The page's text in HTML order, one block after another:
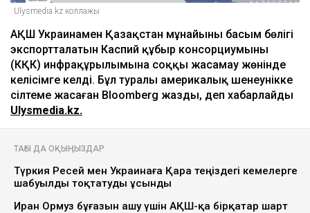
Ulysmedia.kz коллажы
АҚШ Украинамен Қазақстан мұнайының басым бөлігі
экспортталатын Каспий құбыр консорциумының
(КҚК) инфрақұрылымына соққы жасамау жөнінде
келісімге келді. Бұл туралы америкалық шенеунікке
сілтеме жасаған Bloomberg жазды, деп хабарлайды
Ulysmedia.kz.
ТАҒЫ ДА ОҚЫҢЫЗДАР
Түркия Ресей мен Украинаға Қара теңіздегі кемелерге
шабуылды тоқтатуды ұсынды
Иран Ормуз бұғазын ашу үшін АҚШ-қа бірқатар шарт